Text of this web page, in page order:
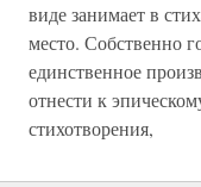
виде занимает в
место. Собственно
единственное
отнести к
стихотворения,